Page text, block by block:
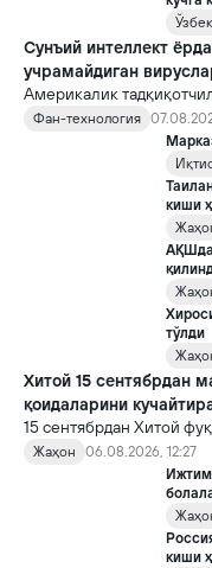
Сунъий интеллект
учрамайдиган
Америкалик
16 та вирус яратди. Бу
билан бирга, ундан
хавотирларни ҳам
Фан-технология
киши
АҚШда
тўлди
Хитой 15 сентябрдан
қоидаларини
15 сентябрдан Хитой
хорижликлар учун эса
қоидалар кучга киради.
Жаҳон
06.08.2026, 12:27
киши